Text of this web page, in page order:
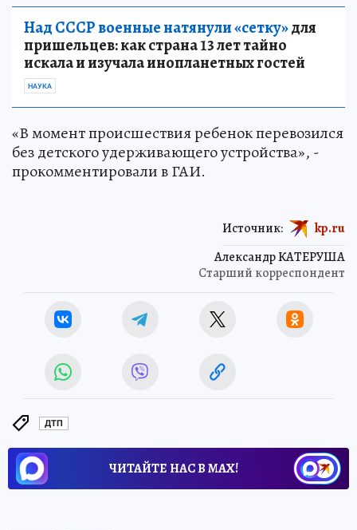
Над СССР военные натянули «сетку»для
пришельцев: как страна 13 лет тайно
искала и изучала инопланетных гостей
НАУКА
«В момент происшествия ребенок перевозился
без детского удерживающего устройства», -
прокомментировали в ГАИ.
Александр КАТЕРУША
Старший корреспондент
Источник: kp.ru
ДТП
ЧИТАЙТЕ НАС В МАХ!